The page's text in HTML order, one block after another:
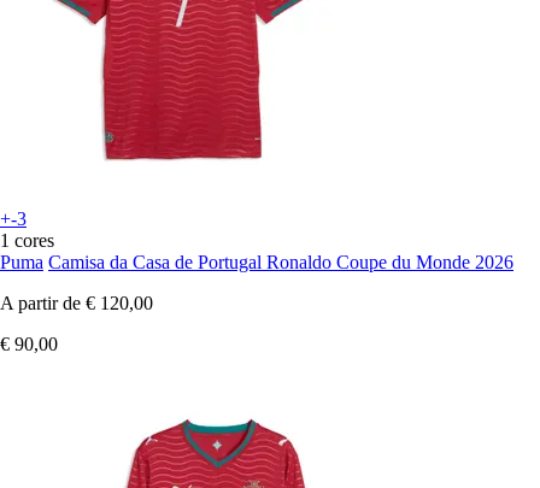
+-3
1 cores
Puma Camisa da Casa de Portugal Ronaldo Coupe du Monde 2026
A partir de € 120,00
€ 90,00